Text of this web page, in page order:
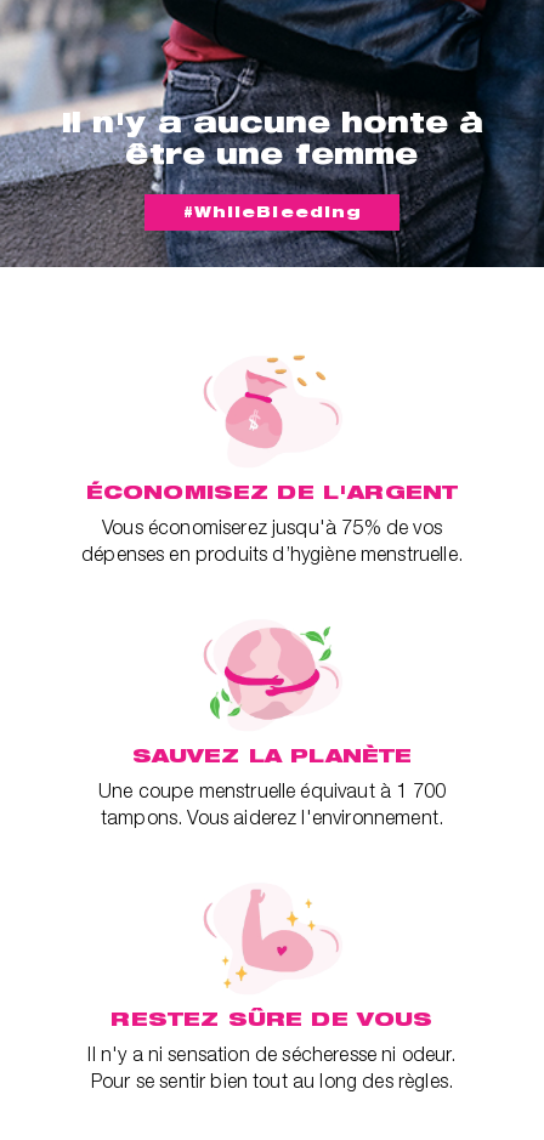
Il n'y a aucune honte à
être une femme
#WhileBleeding
ÉCONOMISEZ DE L'ARGENT
Vous économiserez jusqu'à 75% de vos
dépenses en produits d’hygiène menstruelle.
SAUVEZ LA PLANÈTE
Une coupe menstruelle équivaut à 1 700
tampons. Vous aiderez l'environnement.
RESTEZ SÛRE DE VOUS
Il n'y a ni sensation de sécheresse ni odeur.
Pour se sentir bien tout au long des règles.